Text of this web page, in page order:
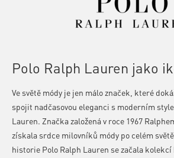
Polo Ralph Lauren jako
Ve světě módy je jen málo značek, které
spojit nadčasovou eleganci s moderním
Lauren. Značka založená v roce 1967
získala srdce milovníků módy po celém
historie Polo Ralph Lauren se začala